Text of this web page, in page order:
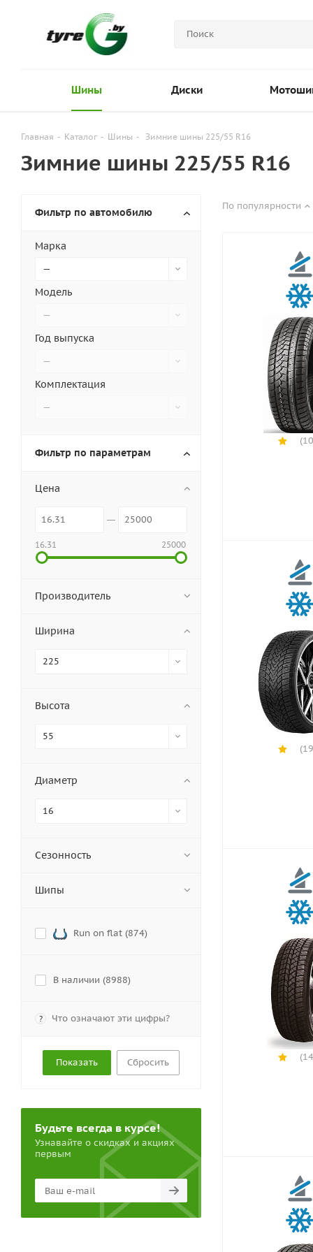
Шины Диски
Главная - Каталог - Шины - Зимние шины 225/55 R16
Зимние шины 225/55 R16
По популярности
Фильтр по автомобилю
Марка
—
Модель
—
Год выпуска
—
Комплектация
—
Фильтр по параметрам
Цена
16.31 25000
Производитель
Ширина
225
Высота
55
Диаметр
16
Сезонность
Шипы
Run on flat (874)
В наличии (8988)
? Что означают эти цифры?
Сбросить
Будьте всегда в курсе!
Узнавайте о скидках и акциях
первым